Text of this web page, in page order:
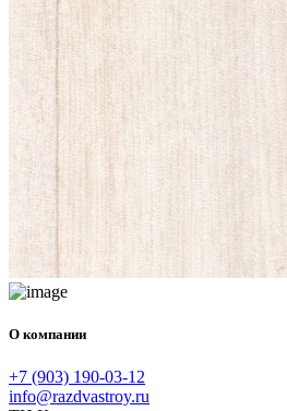
О компании
+7 (903) 190-03-12
info@razdvastroy.ru